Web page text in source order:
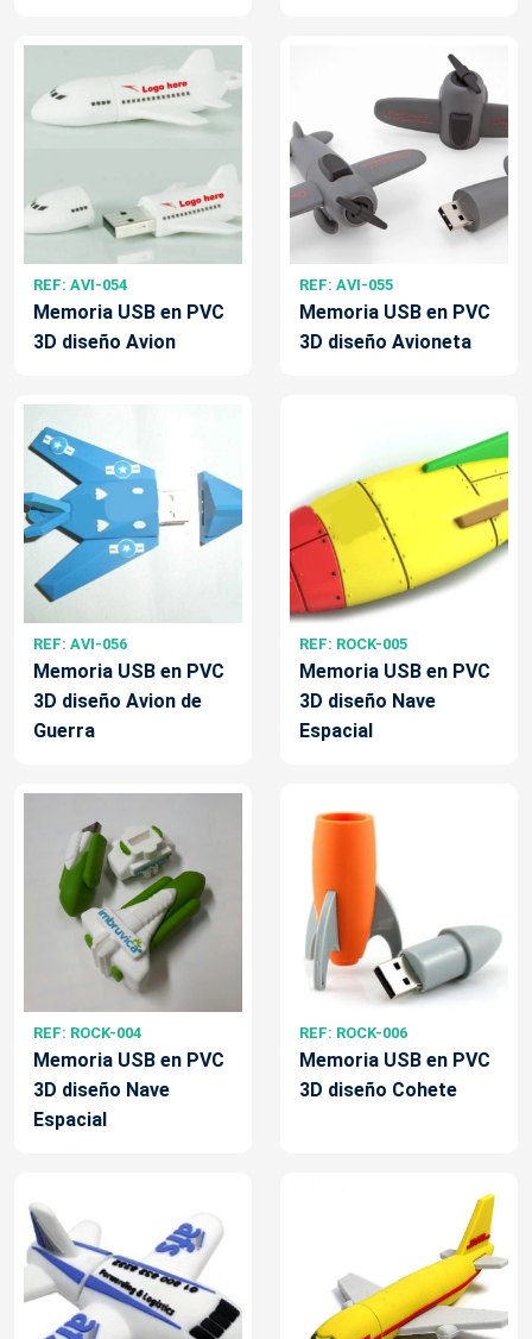
REF: AVI-054
Memoria USB en PVC
3D diseño Avion
REF: AVI-055
Memoria USB en PVC
3D diseño Avioneta
REF: AVI-056
Memoria USB en PVC
3D diseño Avion de
Guerra
REF: ROCK-005
Memoria USB en PVC
3D diseño Nave
Espacial
REF: ROCK-004
Memoria USB en PVC
3D diseño Nave
Espacial
REF: ROCK-006
Memoria USB en PVC
3D diseño Cohete